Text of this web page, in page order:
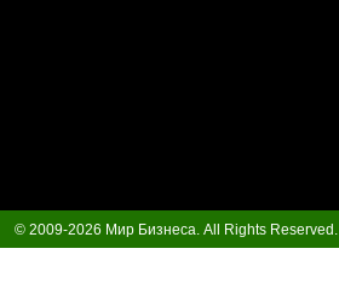
© 2009-2026 Мир Бизнеса. All Rights Reserved.